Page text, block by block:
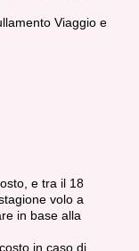
Viaggio e
e tra il 18
volo a
in base alla
in caso di